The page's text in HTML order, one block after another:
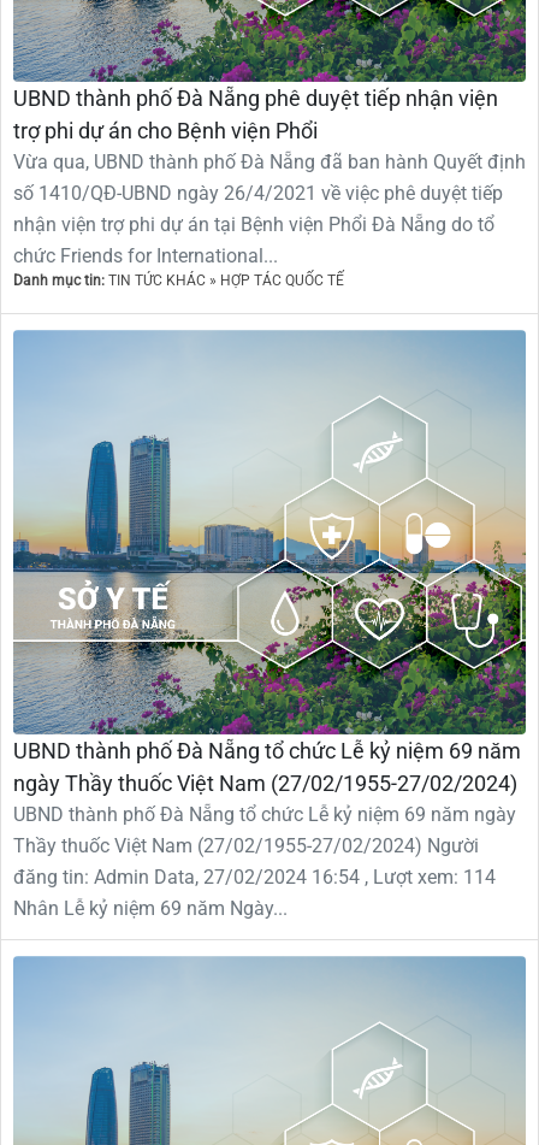
UBND thành phố Đà Nẵng phê duyệt tiếp nhận viện
trợ phi dự án cho Bệnh viện Phổi
Vừa qua, UBND thành phố Đà Nẵng đã ban hành Quyết định
số 1410/QĐ-UBND ngày 26/4/2021 về việc phê duyệt tiếp
nhận viện trợ phi dự án tại Bệnh viện Phổi Đà Nẵng do tổ
chức Friends for International...
Danh mục tin: TIN TỨC KHÁC » HỢP TÁC QUỐC TẾ
UBND thành phố Đà Nẵng tổ chức Lễ kỷ niệm 69 năm
ngày Thầy thuốc Việt Nam (27/02/1955-27/02/2024)
UBND thành phố Đà Nẵng tổ chức Lễ kỷ niệm 69 năm ngày
Thầy thuốc Việt Nam (27/02/1955-27/02/2024) Người
đăng tin: Admin Data, 27/02/2024 16:54 , Lượt xem: 114
Nhân Lễ kỷ niệm 69 năm Ngày...